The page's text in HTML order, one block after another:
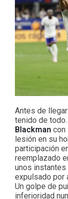
Antes de
tenido de
Blackman con
lesión en su
participación
reemplazado
unos
expulsado por
Un golpe de
inferioridad